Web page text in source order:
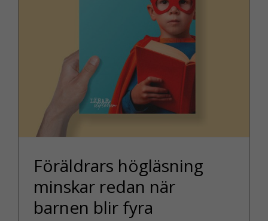
Föräldrars högläsning
minskar redan när
barnen blir fyra